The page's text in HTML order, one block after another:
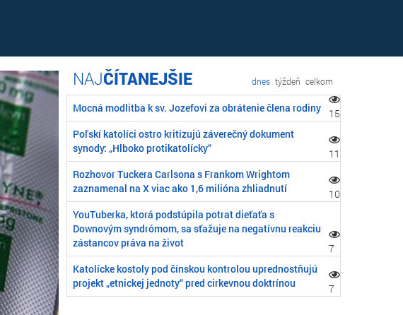
ČÍTANEJŠIE dnes týždeň celkom
Mocná modlitba k sv. Jozefovi za obrátenie člena rodiny
15
Poľskí katolíci ostro kritizujú záverečný dokument
synody: „Hlboko protikatolícky“
11
Rozhovor Tuckera Carlsona s Frankom Wrightom
zaznamenal na X viac ako 1,6 milióna zhliadnutí
10
YouTuberka, ktorá podstúpila potrat dieťaťa s
Downovým syndrómom, sa sťažuje na negatívnu reakciu
zástancov práva na život
7
Katolícke kostoly pod čínskou kontrolou uprednostňujú
projekt „etnickej jednoty“ pred cirkevnou doktrínou
7